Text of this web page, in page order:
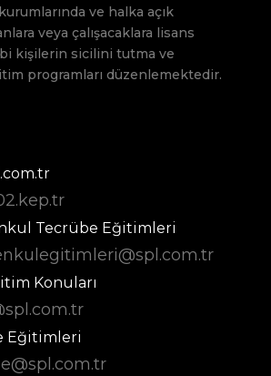
ve halka açık
veya çalışacaklara lisans
kişilerin sicilini tutma ve
programları düzenlemektedir.
Tecrübe Eğitimleri
Konuları
Eğitimleri